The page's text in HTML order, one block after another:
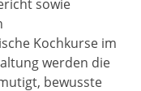
sowie
Kochkurse im
werden die
bewusste